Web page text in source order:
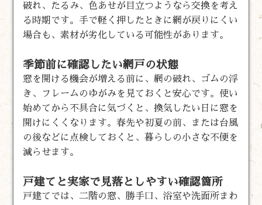
破れ、たるみ、色あせが目立つようなら交換を考え
る時期です。手で軽く押したときに網が戻りにくい
場合も、素材が劣化している可能性があります。
季節前に確認したい網戸の状態
窓を開ける機会が増える前に、網の破れ、ゴムの浮
き、フレームのゆがみを見ておくと安心です。使い
始めてから不具合に気づくと、換気したい日に窓を
開けにくくなります。春先や初夏の前、または台風
の後などに点検しておくと、暮らしの小さな不便を
減らせます。
戸建てと実家で見落としやすい確認箇所
戸建てでは、二階の窓、勝手口、浴室や洗面所まわ